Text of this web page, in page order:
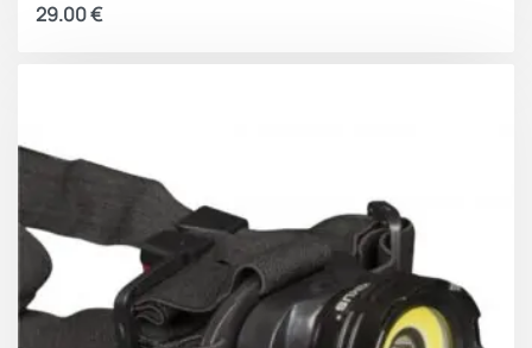
29.00€